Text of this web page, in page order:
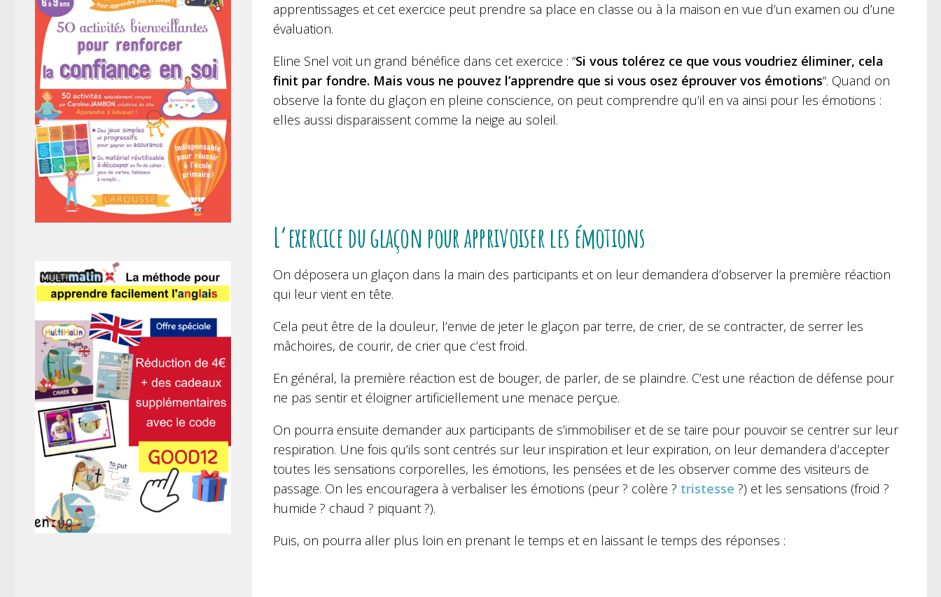
apprentissages et cet exercice peut prendre sa place en classe ou à la maison en vue d’un examen ou d’une
évaluation.
Eline Snel voit un grand bénéfice dans cet exercice : “Si vous tolérez ce que vous voudriez éliminer, cela
finit par fondre. Mais vous ne pouvez l’apprendre que si vous osez éprouver vos émotions“. Quand on
observe la fonte du glaçon en pleine conscience, on peut comprendre qu’il en va ainsi pour les émotions :
elles aussi disparaissent comme la neige au soleil.
L’exercice du glaçon pour apprivoiser les émotions
On déposera un glaçon dans la main des participants et on leur demandera d’observer la première réaction
qui leur vient en tête.
Cela peut être de la douleur, l’envie de jeter le glaçon par terre, de crier, de se contracter, de serrer les
mâchoires, de courir, de crier que c’est froid.
En général, la première réaction est de bouger, de parler, de se plaindre. C’est une réaction de défense pour
ne pas sentir et éloigner artificiellement une menace perçue.
On pourra ensuite demander aux participants de s’immobiliser et de se taire pour pouvoir se centrer sur leur
respiration. Une fois qu’ils sont centrés sur leur inspiration et leur expiration, on leur demandera d’accepter
toutes les sensations corporelles, les émotions, les pensées et de les observer comme des visiteurs de
passage. On les encouragera à verbaliser les émotions (peur ? colère ? tristesse ?) et les sensations (froid ?
humide ? chaud ? piquant ?).
Puis, on pourra aller plus loin en prenant le temps et en laissant le temps des réponses :